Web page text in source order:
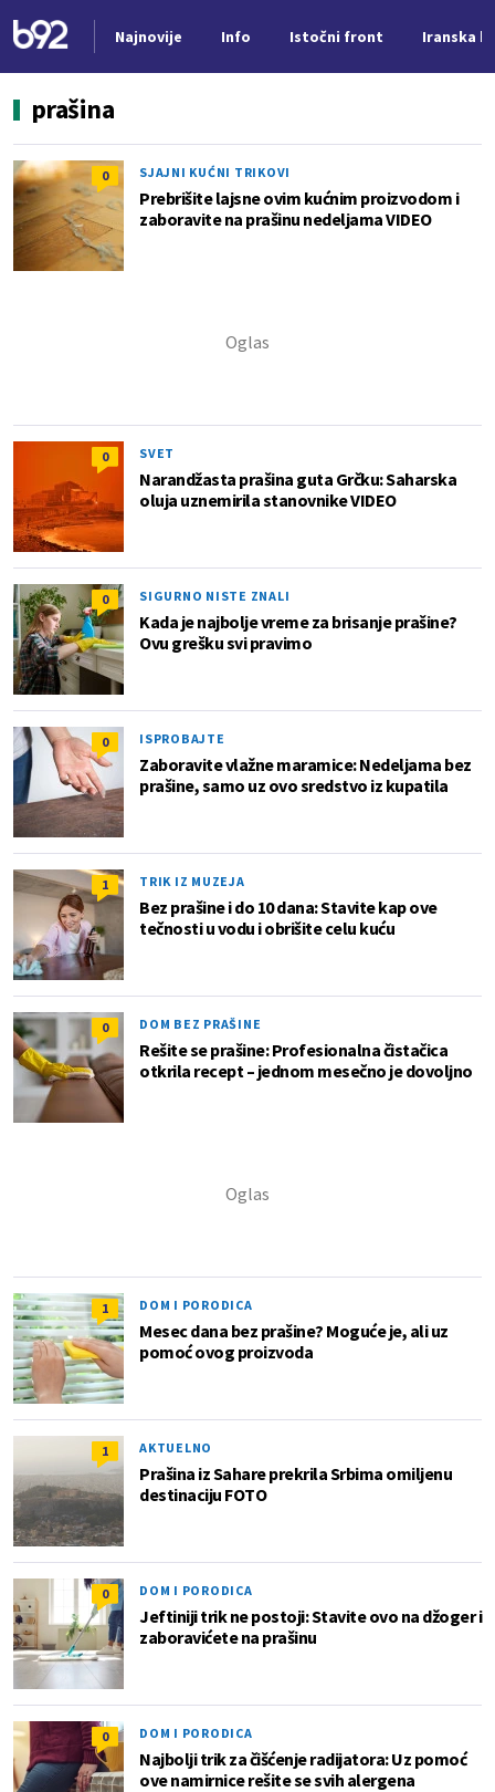
Najnovije Info Istočni front Iranska
prašina
0 SJAJNI KUĆNI TRIKOVI
Prebrišite lajsne ovim kućnim proizvodom i
zaboravite na prašinu nedeljama VIDEO
0 SVET
Narandžasta prašina guta Grčku: Saharska
oluja uznemirila stanovnike VIDEO
0 SIGURNO NISTE ZNALI
Kada je najbolje vreme za brisanje prašine?
Ovu grešku svi pravimo
0 ISPROBAJTE
Zaboravite vlažne maramice: Nedeljama bez
prašine, samo uz ovo sredstvo iz kupatila
1 TRIK IZ MUZEJA
Bez prašine i do 10 dana: Stavite kap ove
tečnosti u vodu i obrišite celu kuću
0 DOM BEZ PRAŠINE
Rešite se prašine: Profesionalna čistačica
otkrila recept – jednom mesečno je dovoljno
1 DOM I PORODICA
Mesec dana bez prašine? Moguće je, ali uz
pomoć ovog proizvoda
1 AKTUELNO
Prašina iz Sahare prekrila Srbima omiljenu
destinaciju FOTO
0 DOM I PORODICA
Jeftiniji trik ne postoji: Stavite ovo na džoger i
zaboravićete na prašinu
0 DOM I PORODICA
Najbolji trik za čišćenje radijatora: Uz pomoć
ove namirnice rešite se svih alergena